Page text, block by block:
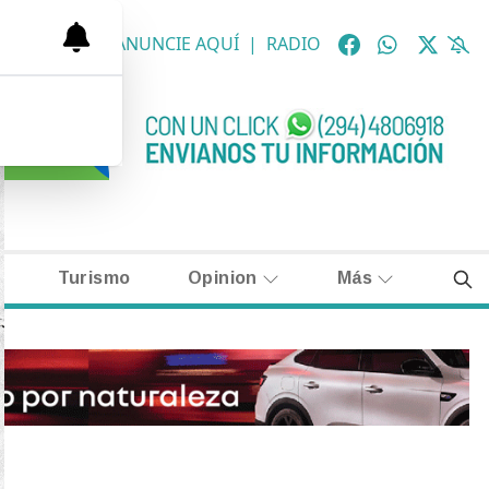
ANUNCIE AQUÍ | RADIO
Turismo Opinion Más